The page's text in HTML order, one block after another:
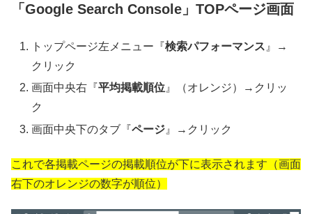
「Google Search Console」TOPページ画面
トップページ左メニュー『検索パフォーマンス 』→
クリック
画面中央右『平均掲載順位 』（オレンジ）→クリッ
ク
画面中央下のタブ『ページ 』→クリック
これで各掲載ページの掲載順位が下に表示されます（画面
右下のオレンジの数字が順位）